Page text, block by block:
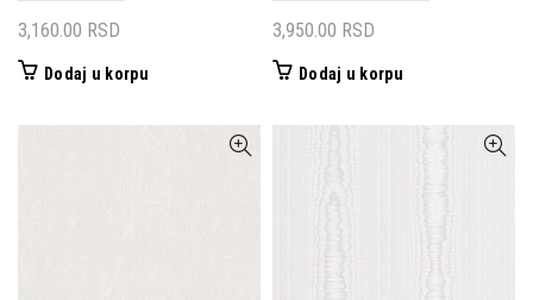
3,160.00 RSD
Dodaj u korpu
3,950.00 RSD
Dodaj u korpu